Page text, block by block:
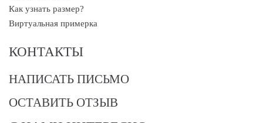
Как узнать размер?
Виртуальная примерка
КОНТАКТЫ
НАПИСАТЬ ПИСЬМО
ОСТАВИТЬ ОТЗЫВ